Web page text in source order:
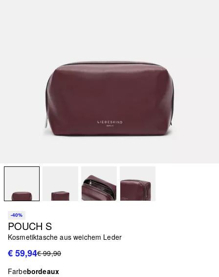
-40%
POUCH S
Kosmetiktasche aus weichem Leder
€ 59,94€ 99,90
Farbebordeaux